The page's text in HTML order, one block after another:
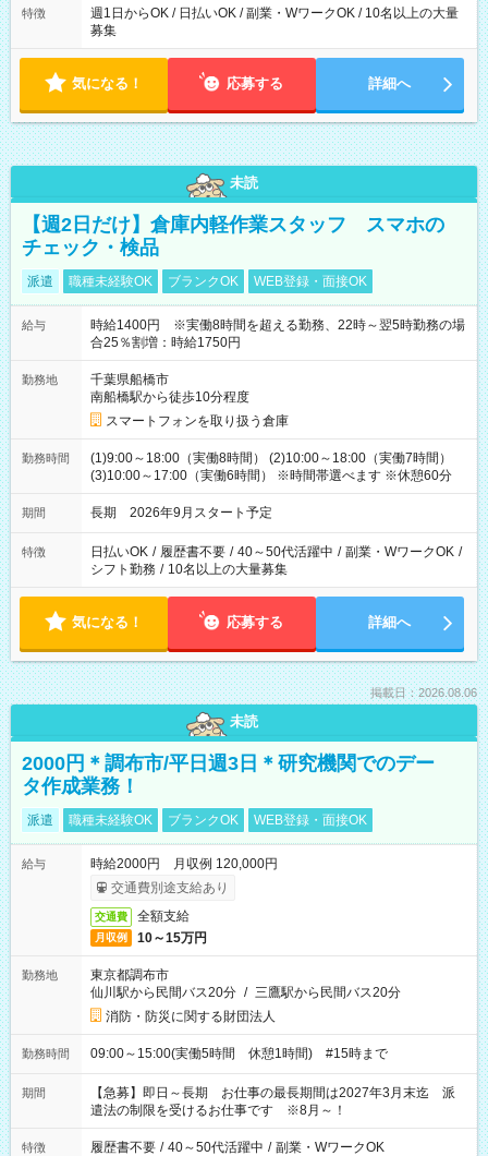
特徴
週1日からOK / 日払いOK / 副業・WワークOK / 10名以上の大量
募集
気になる！ 応募する 詳細へ
未読
【週2日だけ】倉庫内軽作業スタッフ スマホの
チェック・検品
派遣 職種未経験OK ブランクOK WEB登録・面接OK
給与
時給1400円 ※実働8時間を超える勤務、22時～翌5時勤務の場
合25％割増：時給1750円
勤務地
千葉県船橋市
南船橋駅から徒歩10分程度
スマートフォンを取り扱う倉庫
勤務時間
(1)9:00～18:00（実働8時間） (2)10:00～18:00（実働7時間）
(3)10:00～17:00（実働6時間） ※時間帯選べます ※休憩60分
期間 長期 2026年9月スタート予定
特徴 日払いOK / 履歴書不要 / 40～50代活躍中 / 副業・WワークOK /
シフト勤務 / 10名以上の大量募集
気になる！ 応募する 詳細へ
掲載日：2026.08.06
未読
2000円＊調布市/平日週3日＊研究機関でのデー
タ作成業務！
派遣 職種未経験OK ブランクOK WEB登録・面接OK
給与
時給2000円 月収例 120,000円
交通費別途支給あり
交通費 全額支給
月収例 10～15万円
勤務地
東京都調布市
仙川駅から民間バス20分 / 三鷹駅から民間バス20分
消防・防災に関する財団法人
勤務時間 09:00～15:00(実働5時間 休憩1時間) #15時まで
期間
【急募】即日～長期 お仕事の最長期間は2027年3月末迄 派
遣法の制限を受けるお仕事です ※8月～！
特徴 履歴書不要 / 40～50代活躍中 / 副業・WワークOK